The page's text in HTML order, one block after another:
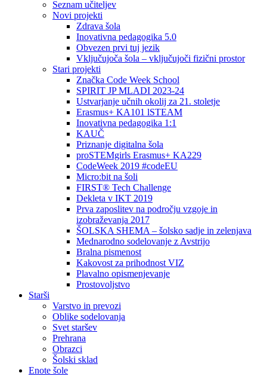
Seznam učiteljev
Novi projekti
Zdrava šola
Inovativna pedagogika 5.0
Obvezen prvi tuj jezik
Vključujoča šola – vključujoči fizični prostor
Stari projekti
Značka Code Week School
SPIRIT JP MLADI 2023-24
Ustvarjanje učnih okolij za 21. stoletje
Erasmus+ KA101 lSTEAM
Inovativna pedagogika 1:1
KAUČ
Priznanje digitalna šola
proSTEMgirls Erasmus+ KA229
CodeWeek 2019 #codeEU
Micro:bit na šoli
FIRST® Tech Challenge
Dekleta v IKT 2019
Prva zaposlitev na področju vzgoje in
izobraževanja 2017
ŠOLSKA SHEMA – šolsko sadje in zelenjava
Mednarodno sodelovanje z Avstrijo
Bralna pismenost
Kakovost za prihodnost VIZ
Plavalno opismenjevanje
Prostovoljstvo
Starši
Varstvo in prevozi
Oblike sodelovanja
Svet staršev
Prehrana
Obrazci
Šolski sklad
Enote šole